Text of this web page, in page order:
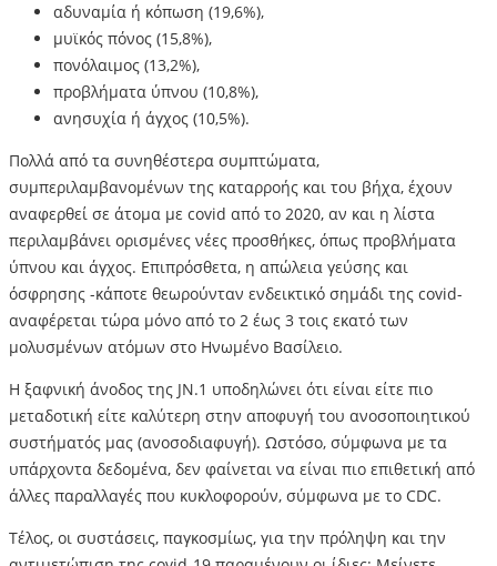
αδυναμία ή κόπωση (19,6%),
μυϊκός πόνος (15,8%),
πονόλαιμος (13,2%),
προβλήματα ύπνου (10,8%),
ανησυχία ή άγχος (10,5%).
Πολλά από τα συνηθέστερα συμπτώματα,
συμπεριλαμβανομένων της καταρροής και του βήχα, έχουν
αναφερθεί σε άτομα με covid από το 2020, αν και η λίστα
περιλαμβάνει ορισμένες νέες προσθήκες, όπως προβλήματα
ύπνου και άγχος. Επιπρόσθετα, η απώλεια γεύσης και
όσφρησης -κάποτε θεωρούνταν ενδεικτικό σημάδι της covid-
αναφέρεται τώρα μόνο από το 2 έως 3 τοις εκατό των
μολυσμένων ατόμων στο Ηνωμένο Βασίλειο.
Η ξαφνική άνοδος της JN.1 υποδηλώνει ότι είναι είτε πιο
μεταδοτική είτε καλύτερη στην αποφυγή του ανοσοποιητικού
συστήματός μας (ανοσοδιαφυγή). Ωστόσο, σύμφωνα με τα
υπάρχοντα δεδομένα, δεν φαίνεται να είναι πιο επιθετική από
άλλες παραλλαγές που κυκλοφορούν, σύμφωνα με το CDC.
Τέλος, οι συστάσεις, παγκοσμίως, για την πρόληψη και την